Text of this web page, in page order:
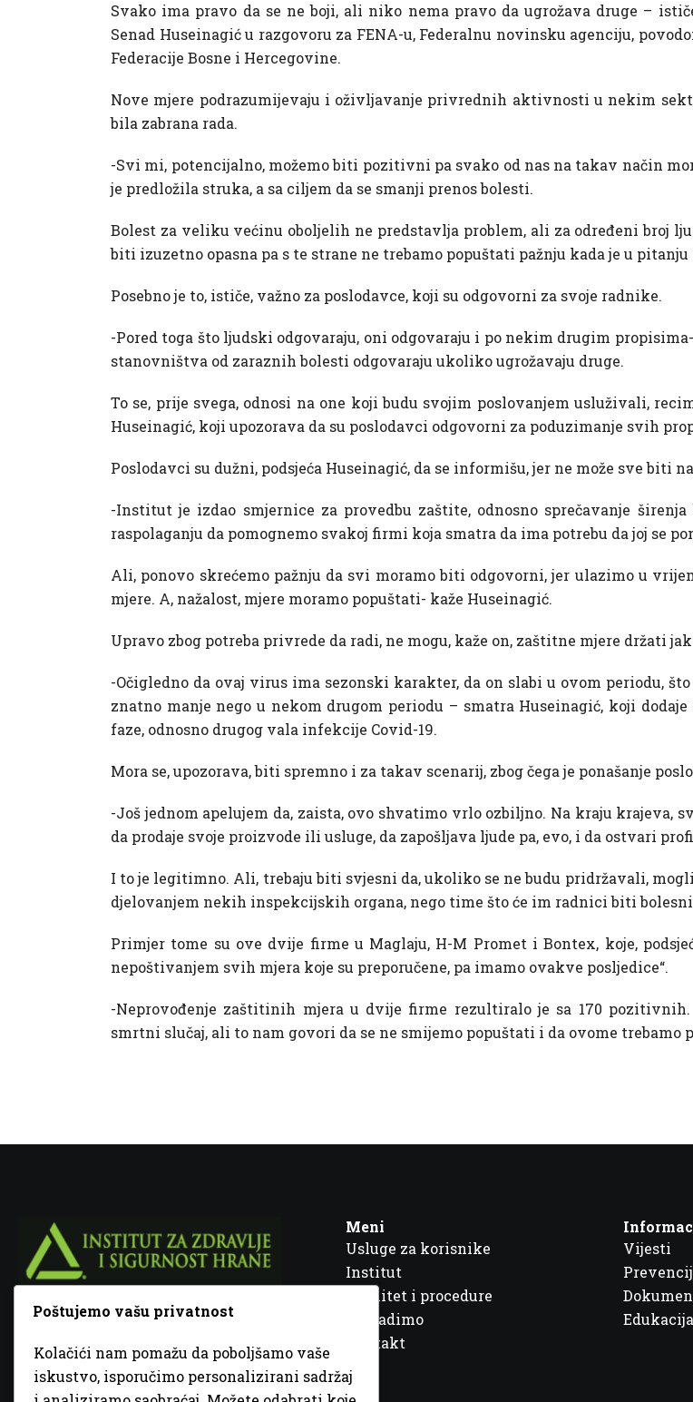
Svako ima pravo da se ne boji, ali niko nema pravo da ugrožava druge –
Senad Huseinagić u razgovoru za FENA-u, Federalnu novinsku agenciju,
Federacije Bosne i Hercegovine.
Nove mjere podrazumijevaju i oživljavanje privrednih aktivnosti u nekim
bila zabrana rada.
-Svi mi, potencijalno, možemo biti pozitivni pa svako od nas na takav način
je predložila struka, a sa ciljem da se smanji prenos bolesti.
Bolest za veliku većinu oboljelih ne predstavlja problem, ali za određeni broj
biti izuzetno opasna pa s te strane ne trebamo popuštati pažnju kada je u
Posebno je to, ističe, važno za poslodavce, koji su odgovorni za svoje radnike.
-Pored toga što ljudski odgovaraju, oni odgovaraju i po nekim drugim
stanovništva od zaraznih bolesti odgovaraju ukoliko ugrožavaju druge.
To se, prije svega, odnosi na one koji budu svojim poslovanjem usluživali,
Huseinagić, koji upozorava da su poslodavci odgovorni za poduzimanje svih
Poslodavci su dužni, podsjeća Huseinagić, da se informišu, jer ne može sve biti
-Institut je izdao smjernice za provedbu zaštite, odnosno sprečavanje
raspolaganju da pomognemo svakoj firmi koja smatra da ima potrebu da joj se
Ali, ponovo skrećemo pažnju da svi moramo biti odgovorni, jer ulazimo u
mjere. A, nažalost, mjere moramo popuštati- kaže Huseinagić.
Upravo zbog potreba privrede da radi, ne mogu, kaže on, zaštitne mjere držati
-Očigledno da ovaj virus ima sezonski karakter, da on slabi u ovom periodu,
znatno manje nego u nekom drugom periodu – smatra Huseinagić, koji
faze, odnosno drugog vala infekcije Covid-19.
Mora se, upozorava, biti spremno i za takav scenarij, zbog čega je ponašanje
-Još jednom apelujem da, zaista, ovo shvatimo vrlo ozbiljno. Na kraju
da prodaje svoje proizvode ili usluge, da zapošljava ljude pa, evo, i da ostvari
I to je legitimno. Ali, trebaju biti svjesni da, ukoliko se ne budu pridržavali,
djelovanjem nekih inspekcijskih organa, nego time što će im radnici biti
Primjer tome su ove dvije firme u Maglaju, H-M Promet i Bontex, koje,
nepoštivanjem svih mjera koje su preporučene, pa imamo ovakve posljedice“.
-Neprovođenje zaštitinih mjera u dvije firme rezultiralo je sa 170 pozitivnih.
smrtni slučaj, ali to nam govori da se ne smijemo popuštati i da ovome
Fra Ivana Jukića br. 2, 72000 Zenica, BiH
+387 32 448 001
Meni
Usluge za korisnike
Institut
Kvalitet i procedure
Šta radimo
Kontakt
Vijesti
Edukacija
Poštujemo vašu privatnost
Kolačići nam pomažu da poboljšamo vaše
iskustvo, isporučimo personalizirani sadržaj